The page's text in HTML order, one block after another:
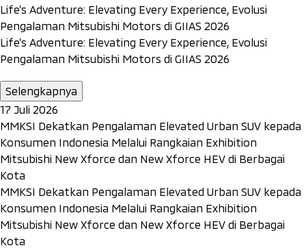
Life’s Adventure: Elevating Every Experience, Evolusi
Pengalaman Mitsubishi Motors di GIIAS 2026
Life’s Adventure: Elevating Every Experience, Evolusi
Pengalaman Mitsubishi Motors di GIIAS 2026
Selengkapnya
17 Juli 2026
MMKSI Dekatkan Pengalaman Elevated Urban SUV kepada
Konsumen Indonesia Melalui Rangkaian Exhibition
Mitsubishi New Xforce dan New Xforce HEV di Berbagai
Kota
MMKSI Dekatkan Pengalaman Elevated Urban SUV kepada
Konsumen Indonesia Melalui Rangkaian Exhibition
Mitsubishi New Xforce dan New Xforce HEV di Berbagai
Kota